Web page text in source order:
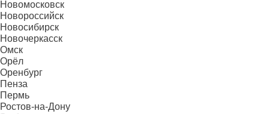
Новомосковск
Новороссийск
Новосибирск
Новочеркасск
Омск
Орёл
Оренбург
Пенза
Пермь
Ростов-на-Дону